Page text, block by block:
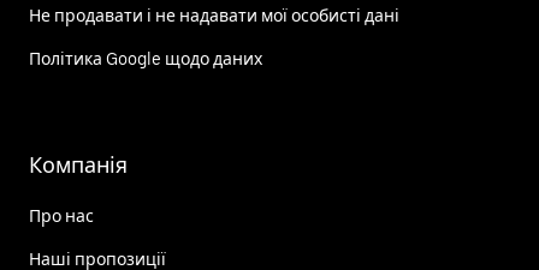
Не продавати і не надавати мої особисті дані
Політика Google щодо даних
Компанія
Про нас
Наші пропозиції